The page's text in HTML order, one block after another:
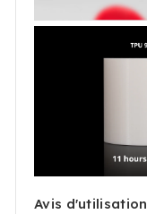
Avis d'utilisation